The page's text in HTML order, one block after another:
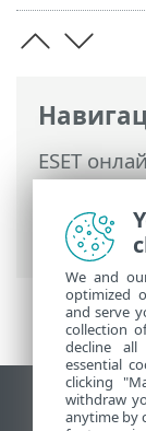
ESET
Security
Premium
Жұмыс
We and
optimized
and serve
collection
decline all
essential
clicking
withdraw
anytime by